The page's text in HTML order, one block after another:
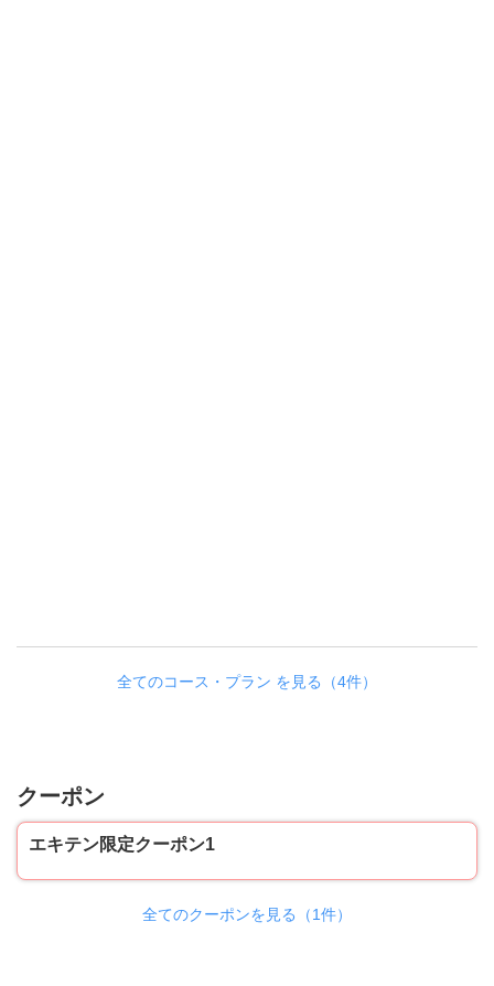
全てのコース・プラン を見る（4件）
クーポン
エキテン限定クーポン1
全てのクーポンを見る（1件）